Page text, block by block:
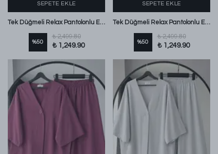
SEPETE EKLE
Tek Düğmeli Relax Pantolonlu Eslem Keten Takım Sarı
%50
₺ 2,499.80
₺ 1,249.90
SEPETE EKLE
Tek Düğmeli Relax Pantolonlu Eslem Keten Takım Natural
%50
₺ 2,499.80
₺ 1,249.90